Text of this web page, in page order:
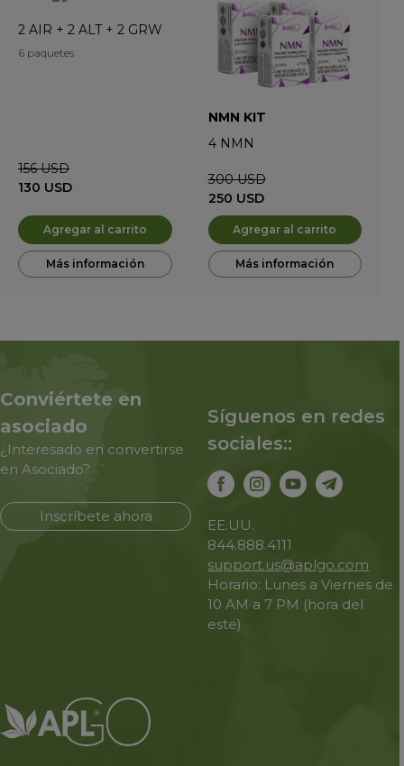
2 AIR + 2 ALT + 2 GRW
6 paquetes
156 USD
130 USD
Agregar al carrito
Más información
NMN KIT
4 NMN
300 USD
250 USD
Agregar al carrito
Más información
Conviértete en
asociado
¿Interesado en convertirse
en Asociado?
Inscríbete ahora
Síguenos en redes
sociales::
EE.UU.
844.888.4111
support.us@aplgo.com
Horario: Lunes a Viernes de
10 AM a 7 PM (hora del
este)